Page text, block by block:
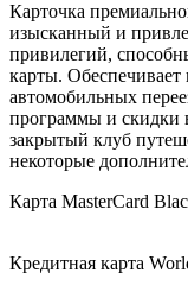
Карточка
изысканный и
привилегий,
карты.
автомобильных
программы и скидки
закрытый клуб
некоторые
Карта MasterСard
Кредитная карта